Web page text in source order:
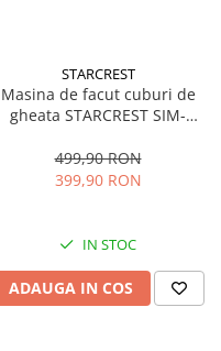
STARCREST
Masina de facut cuburi de
gheata STARCREST SIM-
12Kg/24h, Cos gheata
detasabil, Rezervor apa 0.8 l,
499,90 RON
399,90 RON
IN STOC
ADAUGA IN COS